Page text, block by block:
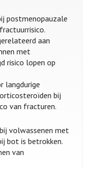
postmenopauzale
aan
met
risico lopen op
langdurige
bij
van fracturen.
volwassenen met
bot is betrokken.
van